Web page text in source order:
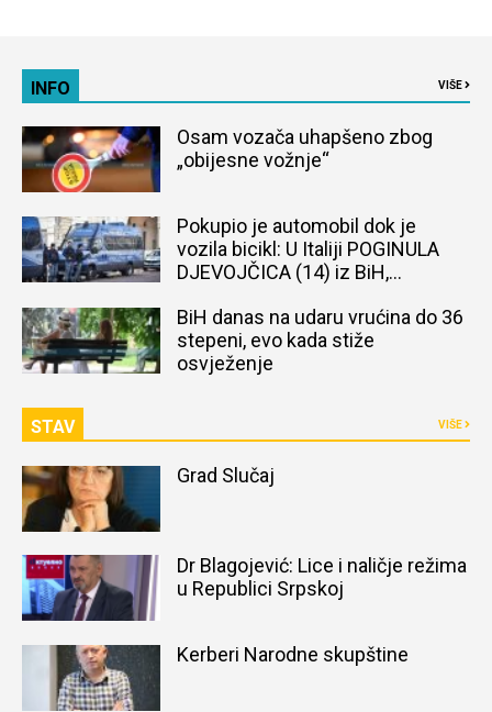
INFO VIŠE
Osam vozača uhapšeno zbog
„obijesne vožnje“
Pokupio je automobil dok je
vozila bicikl: U Italiji POGINULA
DJEVOJČICA (14) iz BiH,
BiH danas na udaru vrućina do 36
stepeni, evo kada stiže
osvježenje
STAV VIŠE
Grad Slučaj
Dr Blagojević: Lice i naličje režima
u Republici Srpskoj
Kerberi Narodne skupštine